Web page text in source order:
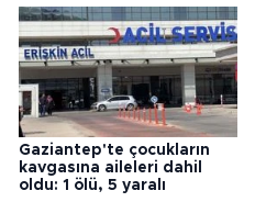
Gaziantep'te çocukların
kavgasına aileleri dahil
oldu: 1 ölü, 5 yaralı